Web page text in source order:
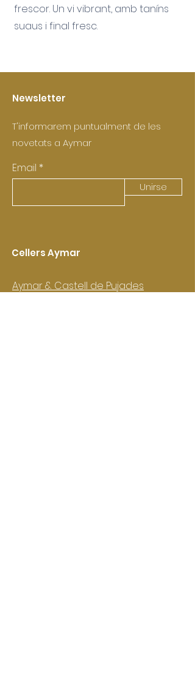
frescor. Un vi vibrant, amb taníns
suaus i final fresc.
Newsletter
T'informarem puntualment de les
novetats a Aymar
Email
Unirse
Cellers Aymar
Aymar & Castell de Pujades